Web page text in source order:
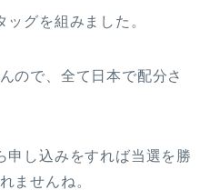
グを組みました。
ので、全て日本で配分さ
申し込みをすれば当選を勝
ませんね。